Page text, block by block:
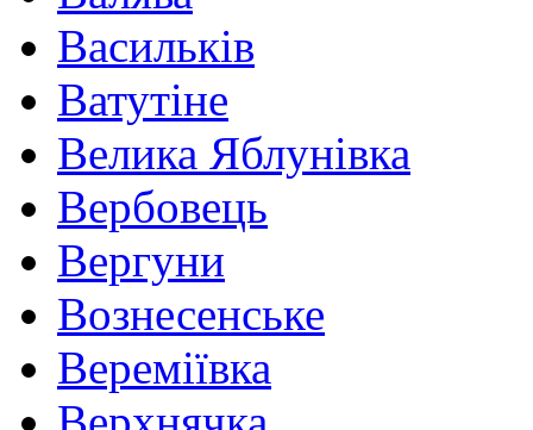
Василькiв
Ватутіне
Велика Яблунівка
Вербовець
Вергуни
Вознесенське
Вереміївка